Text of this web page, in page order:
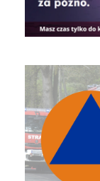
Obrona Cywilna